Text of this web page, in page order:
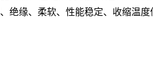
绝缘、柔软、性能稳定、收缩温度